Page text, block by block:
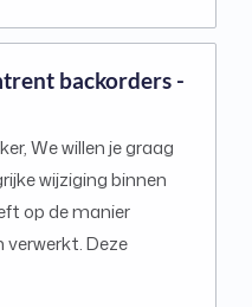
backorders -
We willen je graag
wijziging binnen
op de manier
Deze